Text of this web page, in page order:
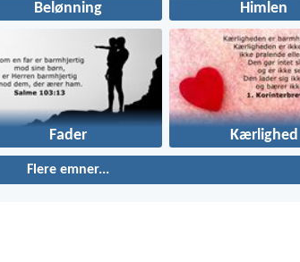
Belønning Himlen
Fader Kærlighed
Flere emner...